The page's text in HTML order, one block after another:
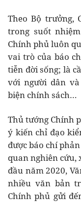
Theo Bộ trưởng,
trong suốt
Chính phủ luôn
vai trò của báo
tiễn đời sống; là
với người dân
biện chính sách…
Thủ tướng Chính
ý kiến chỉ đạo
được báo chí
quan nghiên cứu,
đầu năm 2020,
nhiều văn bản
Chính phủ gửi